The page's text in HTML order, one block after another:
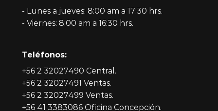
- Lunes a jueves: 8:00 am a 17:30 hrs.
- Viernes: 8:00 am a 16:30 hrs.
Teléfonos:
+56 2 32027490 Central.
+56 2 32027491 Ventas.
+56 2 32027499 Ventas.
+56 41 3383086 Oficina Concepción.